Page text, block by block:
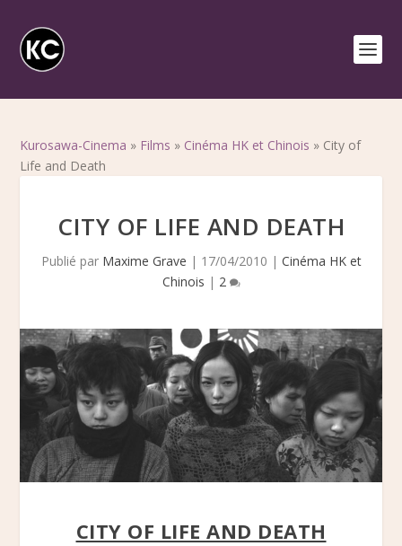
Kurosawa-Cinema » Films » Cinéma HK et Chinois » City of
Life and Death
CITY OF LIFE AND DEATH
Publié par Maxime Grave | 17/04/2010 | Cinéma HK et
Chinois | 2
CITY OF LIFE AND DEATH